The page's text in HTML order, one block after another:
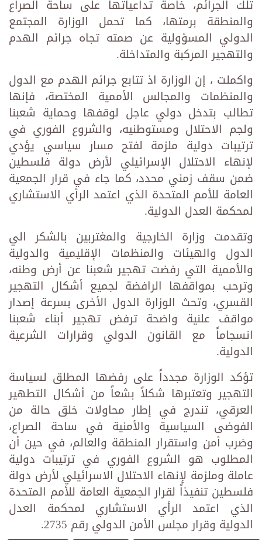
تلك الجرائم، خاصة تداعياتها على ساحة الصراع
والمنطقة برمتها، كما تحمل الوزارة المجتمع
الدولي المسؤولية عن صمته تجاه جرائم الهدم
والتهجير المركبة والمتداخلة.
واكملت ، إن الوزارة اذ تتابع جرائم الهدم مع الدول
والمنظمات والمجالس الأممية المختصة، فإنها
تطالب بتدخل دولي عاجل لوقفها وحماية شعبنا
ولجم الاحتلال ومستوطنيه، والشروع الفوري في
ترتيبات دولية ملزمة لفتح مسار سياسي يؤدي
لإنهاء الاحتلال الإسرائيلي لأرض دولة فلسطين
ضمن سقف زمني محدد، كما جاء في قرار الجمعية
العامة للأمم المتحدة الذي اعتمد الرأي الاستشاري
لمحكمة العدل الدولية.
وتقدمت وزارة الخارجية والمغتربين بالشكر الي
الدول والهيئات والمنظمات الإقليمية والدولية
والأممية التي رفضت تهجير شعبنا عن أرض وطنه،
وترحب بمواقفها الرافضة لجميع أشكال التهجير
القسري، وتحث الوزارة الدول الأخرى بسرعة إصدار
مواقف علنية واضحة ترفض تهجير أبناء شعبنا
انسجاماً مع القانون الدولي وقرارات الشرعية
الدولية.
تؤكد الوزارة مجدداً على رفضها المطلق لسياسة
التهجير وتعتبرها شكلاً بشعاً من أشكال التطهير
العرقي، تندرج في إطار محاولات خلق حالة من
الفوضى السياسية والأمنية في ساحة الصراع،
وضرب أمن واستقرار المنطقة والعالم، في حين أن
المطلوب هو الشروع الفوري في ترتيبات دولية
عاملة وملزمة لإنهاء الاحتلال الاسرائيلي لأرض دولة
فلسطين تنفيذاً لقرار الجمعية العامة للأمم المتحدة
الذي اعتمد الرأي الاستشاري لمحكمة العدل
الدولية وقرار مجلس الأمن الدولي رقم 2735.